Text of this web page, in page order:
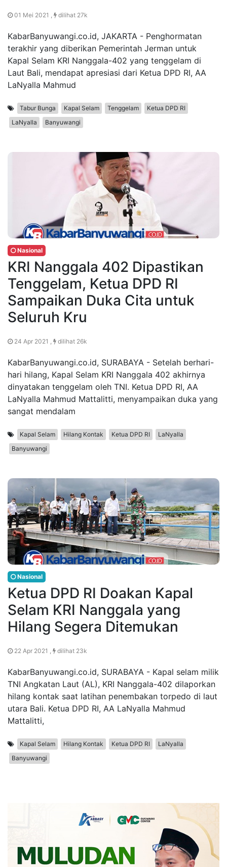
01 Mei 2021 , dilihat 27k
KabarBanyuwangi.co.id, JAKARTA - Penghormatan
terakhir yang diberikan Pemerintah Jerman untuk
Kapal Selam KRI Nanggala-402 yang tenggelam di
Laut Bali, mendapat apresiasi dari Ketua DPD RI, AA
LaNyalla Mahmud
Tabur Bunga Kapal Selam Tenggelam
Ketua DPD RI
LaNyalla
Banyuwangi
Nasional
KRI Nanggala 402 Dipastikan
Tenggelam, Ketua DPD RI
Sampaikan Duka Cita untuk
Seluruh Kru
24 Apr 2021 , dilihat 26k
KabarBanyuwangi.co.id, SURABAYA - Setelah berhari-
hari hilang, Kapal Selam KRI Nanggala 402 akhirnya
dinyatakan tenggelam oleh TNI. Ketua DPD RI, AA
LaNyalla Mahmud Mattalitti, menyampaikan duka yang
sangat mendalam
Kapal Selam Hilang Kontak Ketua DPD RI
LaNyalla
Banyuwangi
Nasional
Ketua DPD RI Doakan Kapal
Selam KRI Nanggala yang
Hilang Segera Ditemukan
22 Apr 2021 , dilihat 23k
KabarBanyuwangi.co.id, SURABAYA - Kapal selam milik
TNI Angkatan Laut (AL), KRI Nanggala-402 dilaporkan
hilang kontak saat latihan penembakan torpedo di laut
utara Bali. Ketua DPD RI, AA LaNyalla Mahmud
Mattalitti,
Kapal Selam Hilang Kontak Ketua DPD RI
LaNyalla
Banyuwangi